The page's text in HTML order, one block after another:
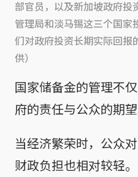
部官员，以及新加坡政府投
管理局和淡马锡这三个国
们对政府投资长期实际回报
供）
国家储备金的管理不
府的责任与公众的期望
当经济繁荣时，公众
财政负担也相对较轻